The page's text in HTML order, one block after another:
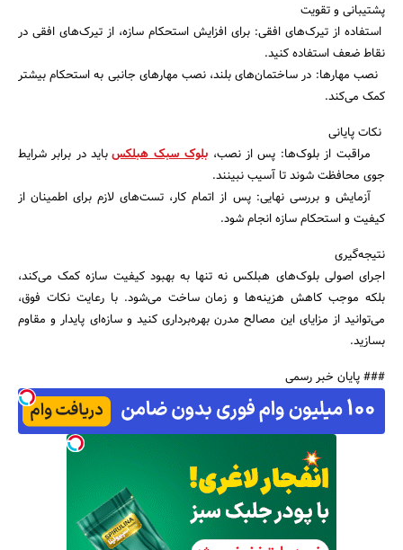
پشتیبانی و تقویت
استفاده از تیرک‌های افقی: برای افزایش استحکام سازه، از تیرک‌های افقی در
نقاط ضعف استفاده کنید.
نصب مهارها: در ساختمان‌های بلند، نصب مهارهای جانبی به استحکام بیشتر
کمک می‌کند.
نکات پایانی
مراقبت از بلوک‌ها: پس از نصب،بلوک‌ سبک هبلکسباید در برابر شرایط
جوی محافظت شوند تا آسیب نبینند.
آزمایش و بررسی نهایی: پس از اتمام کار، تست‌های لازم برای اطمینان از
کیفیت و استحکام سازه انجام شود.
نتیجه‌گیری
اجرای اصولی بلوک‌های هبلکس نه تنها به بهبود کیفیت سازه کمک می‌کند،
بلکه موجب کاهش هزینه‌ها و زمان ساخت می‌شود. با رعایت نکات فوق،
می‌توانید از مزایای این مصالح مدرن بهره‌برداری کنید و سازه‌ای پایدار و مقاوم
بسازید.
### پایان خبر رسمی